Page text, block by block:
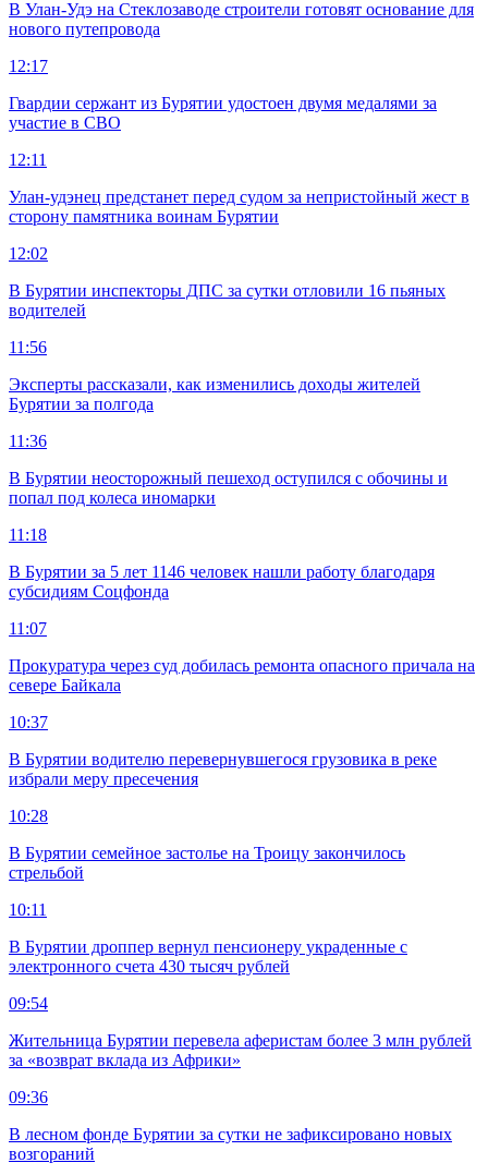
В Улан-Удэ на Стеклозаводе строители готовят основание для
нового путепровода
12:17
Гвардии сержант из Бурятии удостоен двумя медалями за
участие в СВО
12:11
Улан-удэнец предстанет перед судом за непристойный жест в
сторону памятника воинам Бурятии
12:02
В Бурятии инспекторы ДПС за сутки отловили 16 пьяных
водителей
11:56
Эксперты рассказали, как изменились доходы жителей
Бурятии за полгода
11:36
В Бурятии неосторожный пешеход оступился с обочины и
попал под колеса иномарки
11:18
В Бурятии за 5 лет 1146 человек нашли работу благодаря
субсидиям Соцфонда
11:07
Прокуратура через суд добилась ремонта опасного причала на
севере Байкала
10:37
В Бурятии водителю перевернувшегося грузовика в реке
избрали меру пресечения
10:28
В Бурятии семейное застолье на Троицу закончилось
стрельбой
10:11
В Бурятии дроппер вернул пенсионеру украденные с
электронного счета 430 тысяч рублей
09:54
Жительница Бурятии перевела аферистам более 3 млн рублей
за «возврат вклада из Африки»
09:36
В лесном фонде Бурятии за сутки не зафиксировано новых
возгораний